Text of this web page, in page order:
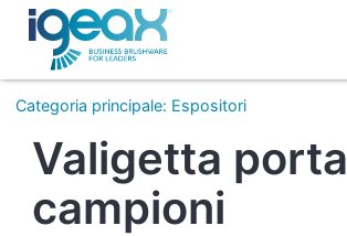
IT
EN
Categoria principale: Espositori
Valigetta porta
campioni